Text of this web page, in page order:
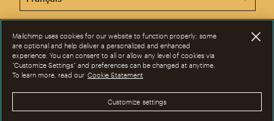
©2001-2026 Tous droits réservés. Mailchimp® est une marque déposée de
The Rocket Science Group. Apple et le logo Apple sont des marques de
commerce d'Apple Inc. Mac App Store est une marque d'Apple Inc.
Google Play et le logo Google Play sont des marques de Google Inc.
matière de cookies
Mailchimp uses cookies for our website to function properly; some
are optional and help deliver a personalized and enhanced
experience. You can consent to all or allow any level of cookies via
“Customize Settings” and preferences can be changed at anytime.
To learn more, read our Cookie Statement
Customize settings